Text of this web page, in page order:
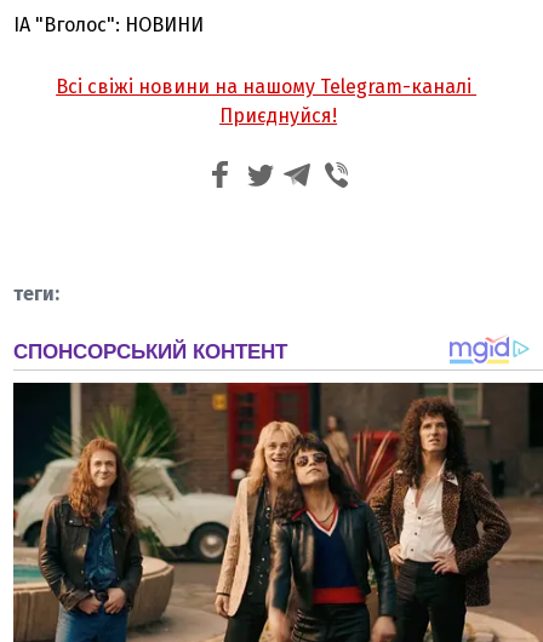
ІА "Вголос": НОВИНИ
Всі свіжі новини на нашому Telegram-каналі
Приєднуйся!